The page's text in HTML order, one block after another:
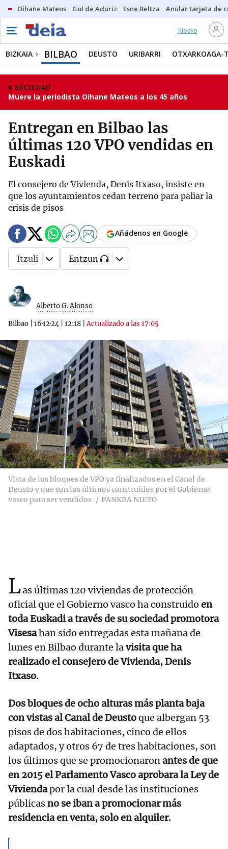
Oihane Mateos Gol de Aduriz Esne Beltza Anular tarjeta de
Kiosko
BIZKAIA BILBAO DEUSTO URIBARRI OTXARKOAGA-
SOCIEDAD
Muere la periodista Oihane Mateos a los 45 años
Entregan en Bilbao las
últimas 120 VPO vendidas en
Euskadi
El consejero de Vivienda, Denis Itxaso, insiste en
que los ayuntamientos cedan terreno para paliar la
crisis de pisos
Alberto G. Alonso
Bilbao 16·12·24 12:18 |Actualizado a las 17:05
Añádenos en Google
Itzuli Entzun
Vista de los bloques de VPO ya finalizados en el Canal de
Deusto y que son los últimos construidos por el Gobierno
vasco para ser vendidos
PANKRA NIETO
Las últimas 120 viviendas de protección
oficial que el Gobierno vasco ha construido en
toda Euskadi a través de su sociedad promotora
Visesahan sido entregadas esta mañana de
lunes en Bilbao durante lavisita que ha
realizado el consejero de Vivienda, Denis
Itxaso.
Dos bloques de ocho alturas más planta baja
con vistas al Canal de Deustoque albergan 53
pisos de dos habitaciones, cinco de ellos
adaptados, y otros 67 de tres habitaciones, son
los últimos que se promocionaronantes de que
en 2015 el Parlamento Vasco aprobara la Ley de
Viviendapor la cual desde las instituciones
públicasno se iban a promocionar más
residencia en venta, solo en alquiler.